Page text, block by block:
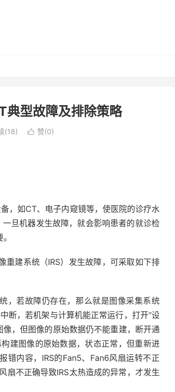
典型故障及排除策略
(18)  赞(0)
，如CT、电子内窥镜等，使医院的诊疗水
旦机器发生故障，就会影响患者的就诊检
重建系统（IRS）发生故障，可采取如下排
，若故障仍存在，那么就是图像采集系统
断，若机架与计算机能正常运行，打开“设
，但图像的原始数据仍不能重建，断开通
建图像的原始数据，状态正常，但重新进
错内容，IRS的Fan5、Fan6风扇运转不正
扇不正确导致IRS太热造成的异常，才发生